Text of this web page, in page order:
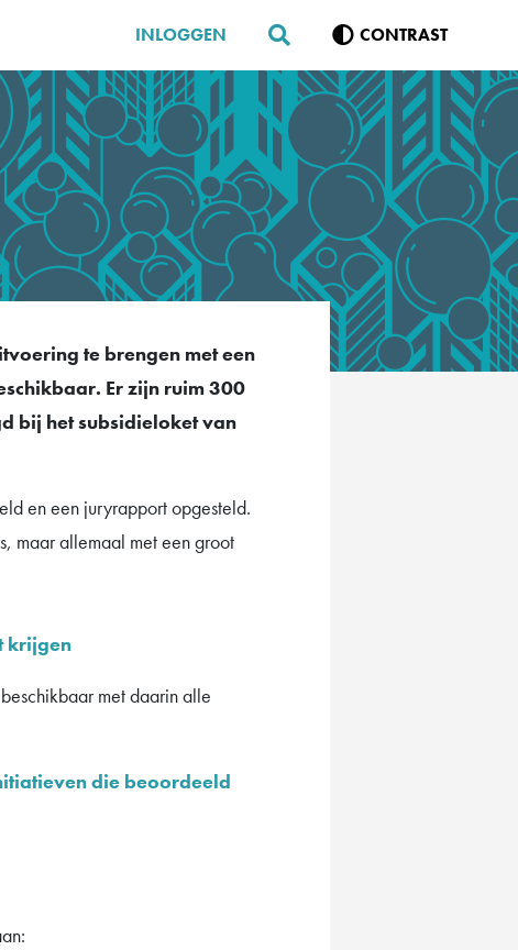
INLOGGEN CONTRAST
te brengen met een
Er zijn ruim 300
bij het subsidieloket van
en een juryrapport opgesteld.
maar allemaal met een groot
krijgen
met daarin alle
die beoordeeld